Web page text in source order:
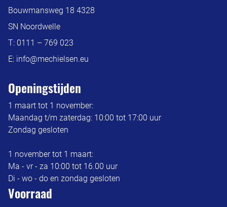
Bouwmansweg 18 4328
SN Noordwelle
T: 0111 – 769 023
E: info@mechielsen.eu
Openingstijden
1 maart tot 1 november:
Maandag t/m zaterdag: 10:00 tot 17:00 uur
Zondag gesloten
1 november tot 1 maart:
Ma - vr - za 10:00 tot 16.00 uur
Di - wo - do en zondag gesloten
Voorraad